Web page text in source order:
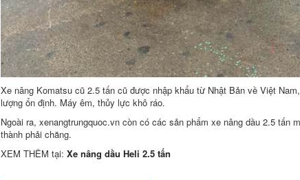
Xe nâng Komatsu cũ 2.5 tấn cũ được nhập khẩu từ Nhật Bản về Việt
lượng ổn định. Máy êm, thủy lực khô ráo.
Ngoài ra, xenangtrungquoc.vn còn có các sản phẩm xe nâng dầu 2.5
thành phải chăng.
XEM THÊM tại: Xe nâng dầu Heli 2.5 tấn